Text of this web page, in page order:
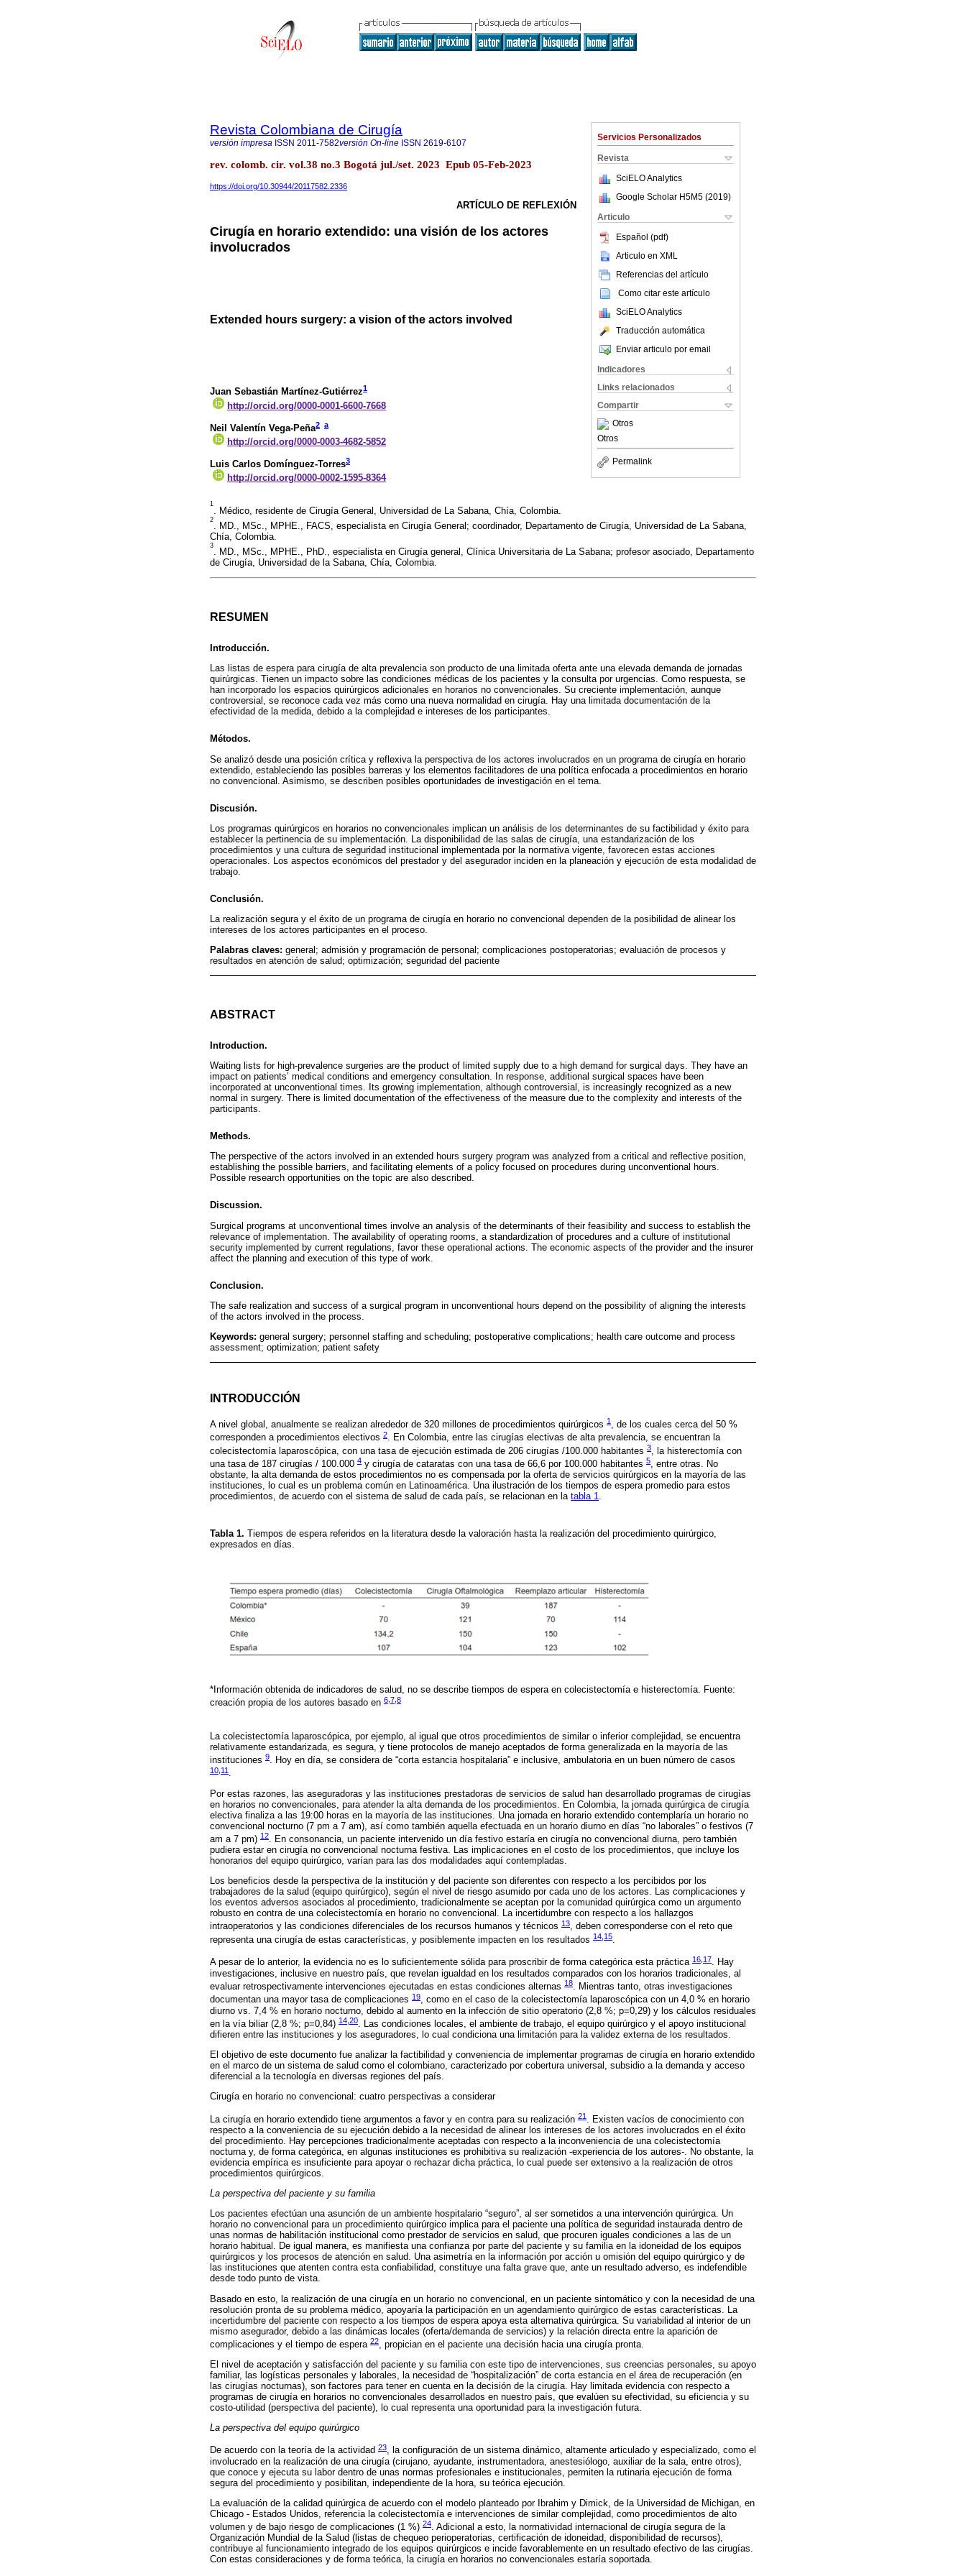
Servicios Personalizados
Revista
SciELO Analytics
Google Scholar H5M5 (2019)
Articulo
Español (pdf)
Articulo en XML
Referencias del artículo
Como citar este artículo
SciELO Analytics
Traducción automática
Enviar articulo por email
Indicadores
Links relacionados
Compartir
Otros
Otros
Permalink
Revista Colombiana de Cirugía
versión impresa ISSN 2011-7582versión On-line ISSN 2619-6107
rev. colomb. cir. vol.38 no.3 Bogotá jul./set. 2023 Epub 05-Feb-2023
https://doi.org/10.30944/20117582.2336
ARTÍCULO DE REFLEXIÓN
Cirugía en horario extendido: una visión de los actores
involucrados
Extended hours surgery: a vision of the actors involved
Juan Sebastián Martínez-Gutiérrez1
http://orcid.org/0000-0001-6600-7668
Neil Valentín Vega-Peña2 a
http://orcid.org/0000-0003-4682-5852
Luis Carlos Domínguez-Torres3
http://orcid.org/0000-0002-1595-8364
1
. Médico, residente de Cirugía General, Universidad de La Sabana, Chía, Colombia.
2
. MD., MSc., MPHE., FACS, especialista en Cirugía General; coordinador, Departamento de Cirugía, Universidad de La Sabana,
Chía, Colombia.
3
. MD., MSc., MPHE., PhD., especialista en Cirugía general, Clínica Universitaria de La Sabana; profesor asociado, Departamento
de Cirugía, Universidad de la Sabana, Chía, Colombia.
RESUMEN
Introducción.
Las listas de espera para cirugía de alta prevalencia son producto de una limitada oferta ante una elevada demanda de jornadas
quirúrgicas. Tienen un impacto sobre las condiciones médicas de los pacientes y la consulta por urgencias. Como respuesta, se
han incorporado los espacios quirúrgicos adicionales en horarios no convencionales. Su creciente implementación, aunque
controversial, se reconoce cada vez más como una nueva normalidad en cirugía. Hay una limitada documentación de la
efectividad de la medida, debido a la complejidad e intereses de los participantes.
Métodos.
Se analizó desde una posición crítica y reflexiva la perspectiva de los actores involucrados en un programa de cirugía en horario
extendido, estableciendo las posibles barreras y los elementos facilitadores de una política enfocada a procedimientos en horario
no convencional. Asimismo, se describen posibles oportunidades de investigación en el tema.
Discusión.
Los programas quirúrgicos en horarios no convencionales implican un análisis de los determinantes de su factibilidad y éxito para
establecer la pertinencia de su implementación. La disponibilidad de las salas de cirugía, una estandarización de los
procedimientos y una cultura de seguridad institucional implementada por la normativa vigente, favorecen estas acciones
operacionales. Los aspectos económicos del prestador y del asegurador inciden en la planeación y ejecución de esta modalidad de
trabajo.
Conclusión.
La realización segura y el éxito de un programa de cirugía en horario no convencional dependen de la posibilidad de alinear los
intereses de los actores participantes en el proceso.
Palabras claves: general; admisión y programación de personal; complicaciones postoperatorias; evaluación de procesos y
resultados en atención de salud; optimización; seguridad del paciente
ABSTRACT
Introduction.
Waiting lists for high-prevalence surgeries are the product of limited supply due to a high demand for surgical days. They have an
impact on patients’ medical conditions and emergency consultation. In response, additional surgical spaces have been
incorporated at unconventional times. Its growing implementation, although controversial, is increasingly recognized as a new
normal in surgery. There is limited documentation of the effectiveness of the measure due to the complexity and interests of the
participants.
Methods.
The perspective of the actors involved in an extended hours surgery program was analyzed from a critical and reflective position,
establishing the possible barriers, and facilitating elements of a policy focused on procedures during unconventional hours.
Possible research opportunities on the topic are also described.
Discussion.
Surgical programs at unconventional times involve an analysis of the determinants of their feasibility and success to establish the
relevance of implementation. The availability of operating rooms, a standardization of procedures and a culture of institutional
security implemented by current regulations, favor these operational actions. The economic aspects of the provider and the insurer
affect the planning and execution of this type of work.
Conclusion.
The safe realization and success of a surgical program in unconventional hours depend on the possibility of aligning the interests
of the actors involved in the process.
Keywords: general surgery; personnel staffing and scheduling; postoperative complications; health care outcome and process
assessment; optimization; patient safety
INTRODUCCIÓN
A nivel global, anualmente se realizan alrededor de 320 millones de procedimientos quirúrgicos 1 , de los cuales cerca del 50 %
corresponden a procedimientos electivos 2. En Colombia, entre las cirugías electivas de alta prevalencia, se encuentran la
colecistectomía laparoscópica, con una tasa de ejecución estimada de 206 cirugías /100.000 habitantes 3, la histerectomía con
una tasa de 187 cirugías / 100.000 4 y cirugía de cataratas con una tasa de 66,6 por 100.000 habitantes 5, entre otras. No
obstante, la alta demanda de estos procedimientos no es compensada por la oferta de servicios quirúrgicos en la mayoría de las
instituciones, lo cual es un problema común en Latinoamérica. Una ilustración de los tiempos de espera promedio para estos
procedimientos, de acuerdo con el sistema de salud de cada país, se relacionan en la tabla 1.
Tabla 1. Tiempos de espera referidos en la literatura desde la valoración hasta la realización del procedimiento quirúrgico,
expresados en días.
*Información obtenida de indicadores de salud, no se describe tiempos de espera en colecistectomía e histerectomía. Fuente:
creación propia de los autores basado en 6 7 8
La colecistectomía laparoscópica, por ejemplo, al igual que otros procedimientos de similar o inferior complejidad, se encuentra
relativamente estandarizada, es segura, y tiene protocolos de manejo aceptados de forma generalizada en la mayoría de las
instituciones 9. Hoy en día, se considera de “corta estancia hospitalaria” e inclusive, ambulatoria en un buen número de casos
10 11 .
Por estas razones, las aseguradoras y las instituciones prestadoras de servicios de salud han desarrollado programas de cirugías
en horarios no convencionales, para atender la alta demanda de los procedimientos. En Colombia, la jornada quirúrgica de cirugía
electiva finaliza a las 19:00 horas en la mayoría de las instituciones. Una jornada en horario extendido contemplaría un horario no
convencional nocturno (7 pm a 7 am), así como también aquella efectuada en un horario diurno en días “no laborales” o festivos (7
am a 7 pm) 12. En consonancia, un paciente intervenido un día festivo estaría en cirugía no convencional diurna, pero también
pudiera estar en cirugía no convencional nocturna festiva. Las implicaciones en el costo de los procedimientos, que incluye los
honorarios del equipo quirúrgico, varían para las dos modalidades aquí contempladas.
Los beneficios desde la perspectiva de la institución y del paciente son diferentes con respecto a los percibidos por los
trabajadores de la salud (equipo quirúrgico), según el nivel de riesgo asumido por cada uno de los actores. Las complicaciones y
los eventos adversos asociados al procedimiento, tradicionalmente se aceptan por la comunidad quirúrgica como un argumento
robusto en contra de una colecistectomía en horario no convencional. La incertidumbre con respecto a los hallazgos
intraoperatorios y las condiciones diferenciales de los recursos humanos y técnicos 13, deben corresponderse con el reto que
representa una cirugía de estas características, y posiblemente impacten en los resultados 14 15.
A pesar de lo anterior, la evidencia no es lo suficientemente sólida para proscribir de forma categórica esta práctica 16,17. Hay
investigaciones, inclusive en nuestro país, que revelan igualdad en los resultados comparados con los horarios tradicionales, al
evaluar retrospectivamente intervenciones ejecutadas en estas condiciones alternas 18. Mientras tanto, otras investigaciones
documentan una mayor tasa de complicaciones 19, como en el caso de la colecistectomía laparoscópica con un 4,0 % en horario
diurno vs. 7,4 % en horario nocturno, debido al aumento en la infección de sitio operatorio (2,8 %; p=0,29) y los cálculos residuales
en la vía biliar (2,8 %; p=0,84) 14 20. Las condiciones locales, el ambiente de trabajo, el equipo quirúrgico y el apoyo institucional
difieren entre las instituciones y los aseguradores, lo cual condiciona una limitación para la validez externa de los resultados.
El objetivo de este documento fue analizar la factibilidad y conveniencia de implementar programas de cirugía en horario extendido
en el marco de un sistema de salud como el colombiano, caracterizado por cobertura universal, subsidio a la demanda y acceso
diferencial a la tecnología en diversas regiones del país.
Cirugía en horario no convencional: cuatro perspectivas a considerar
La cirugía en horario extendido tiene argumentos a favor y en contra para su realización 21
. Existen vacíos de conocimiento con
respecto a la conveniencia de su ejecución debido a la necesidad de alinear los intereses de los actores involucrados en el éxito
del procedimiento. Hay percepciones tradicionalmente aceptadas con respecto a la inconveniencia de una colecistectomía
nocturna y, de forma categórica, en algunas instituciones es prohibitiva su realización -experiencia de los autores-. No obstante, la
evidencia empírica es insuficiente para apoyar o rechazar dicha práctica, lo cual puede ser extensivo a la realización de otros
procedimientos quirúrgicos.
La perspectiva del paciente y su familia
Los pacientes efectúan una asunción de un ambiente hospitalario “seguro”, al ser sometidos a una intervención quirúrgica. Un
horario no convencional para un procedimiento quirúrgico implica para el paciente una política de seguridad instaurada dentro de
unas normas de habilitación institucional como prestador de servicios en salud, que procuren iguales condiciones a las de un
horario habitual. De igual manera, es manifiesta una confianza por parte del paciente y su familia en la idoneidad de los equipos
quirúrgicos y los procesos de atención en salud. Una asimetría en la información por acción u omisión del equipo quirúrgico y de
las instituciones que atenten contra esta confiabilidad, constituye una falta grave que, ante un resultado adverso, es indefendible
desde todo punto de vista.
Basado en esto, la realización de una cirugía en un horario no convencional, en un paciente sintomático y con la necesidad de una
resolución pronta de su problema médico, apoyaría la participación en un agendamiento quirúrgico de estas características. La
incertidumbre del paciente con respecto a los tiempos de espera apoya esta alternativa quirúrgica. Su variabilidad al interior de un
mismo asegurador, debido a las dinámicas locales (oferta/demanda de servicios) y la relación directa entre la aparición de
complicaciones y el tiempo de espera 22
, propician en el paciente una decisión hacia una cirugía pronta.
El nivel de aceptación y satisfacción del paciente y su familia con este tipo de intervenciones, sus creencias personales, su apoyo
familiar, las logísticas personales y laborales, la necesidad de “hospitalización” de corta estancia en el área de recuperación (en
las cirugías nocturnas), son factores para tener en cuenta en la decisión de la cirugía. Hay limitada evidencia con respecto a
programas de cirugía en horarios no convencionales desarrollados en nuestro país, que evalúen su efectividad, su eficiencia y su
costo-utilidad (perspectiva del paciente), lo cual representa una oportunidad para la investigación futura.
La perspectiva del equipo quirúrgico
De acuerdo con la teoría de la actividad 23, la configuración de un sistema dinámico, altamente articulado y especializado, como el
involucrado en la realización de una cirugía (cirujano, ayudante, instrumentadora, anestesiólogo, auxiliar de la sala, entre otros),
que conoce y ejecuta su labor dentro de unas normas profesionales e institucionales, permiten la rutinaria ejecución de forma
segura del procedimiento y posibilitan, independiente de la hora, su teórica ejecución.
La evaluación de la calidad quirúrgica de acuerdo con el modelo planteado por Ibrahim y Dimick, de la Universidad de Michigan, en
Chicago - Estados Unidos, referencia la colecistectomía e intervenciones de similar complejidad, como procedimientos de alto
volumen y de bajo riesgo de complicaciones (1 %) 24. Adicional a esto, la normatividad internacional de cirugía segura de la
Organización Mundial de la Salud (listas de chequeo perioperatorias, certificación de idoneidad, disponibilidad de recursos),
contribuye al funcionamiento integrado de los equipos quirúrgicos e incide favorablemente en un resultado efectivo de las cirugías.
Con estas consideraciones y de forma teórica, la cirugía en horarios no convencionales estaría soportada.